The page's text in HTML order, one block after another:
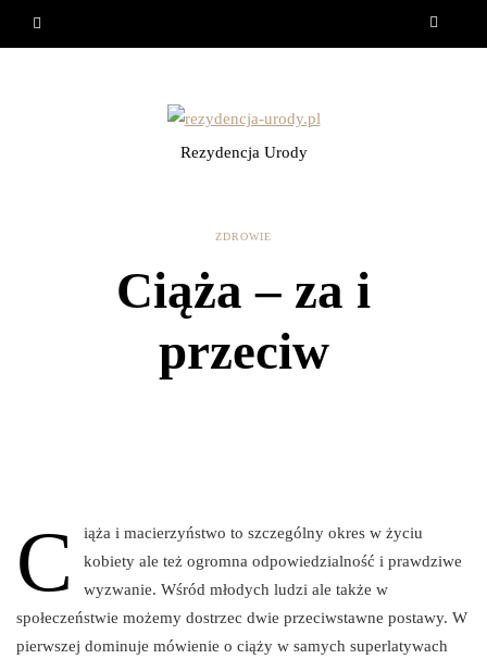
Rezydencja Urody
ZDROWIE
Ciąża – za i
przeciw
C
iąża i macierzyństwo to szczególny okres w życiu
kobiety ale też ogromna odpowiedzialność i prawdziwe
wyzwanie. Wśród młodych ludzi ale także w
społeczeństwie możemy dostrzec dwie przeciwstawne postawy. W
pierwszej dominuje mówienie o ciąży w samych superlatywach